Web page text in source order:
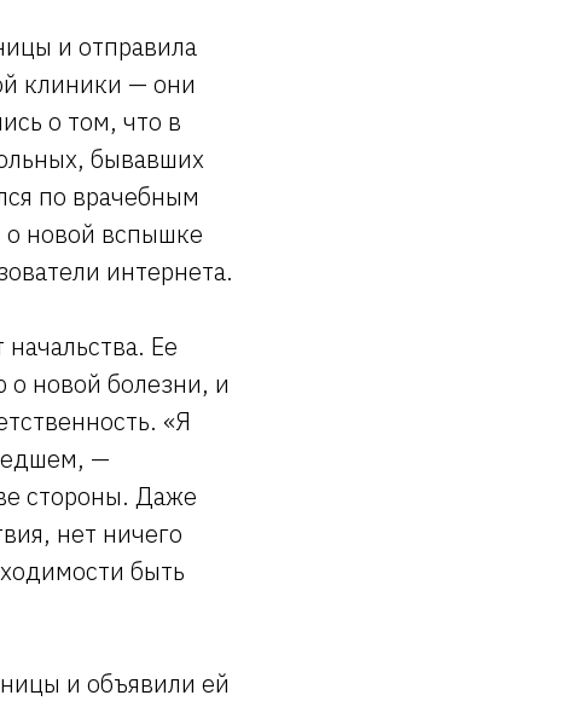
и отправила
клиники — они
о том, что в
бывавших
по врачебным
о новой вспышке
интернета.
Ее
о новой болезни, и
«Я
—
стороны. Даже
нет ничего
быть
и объявили ей